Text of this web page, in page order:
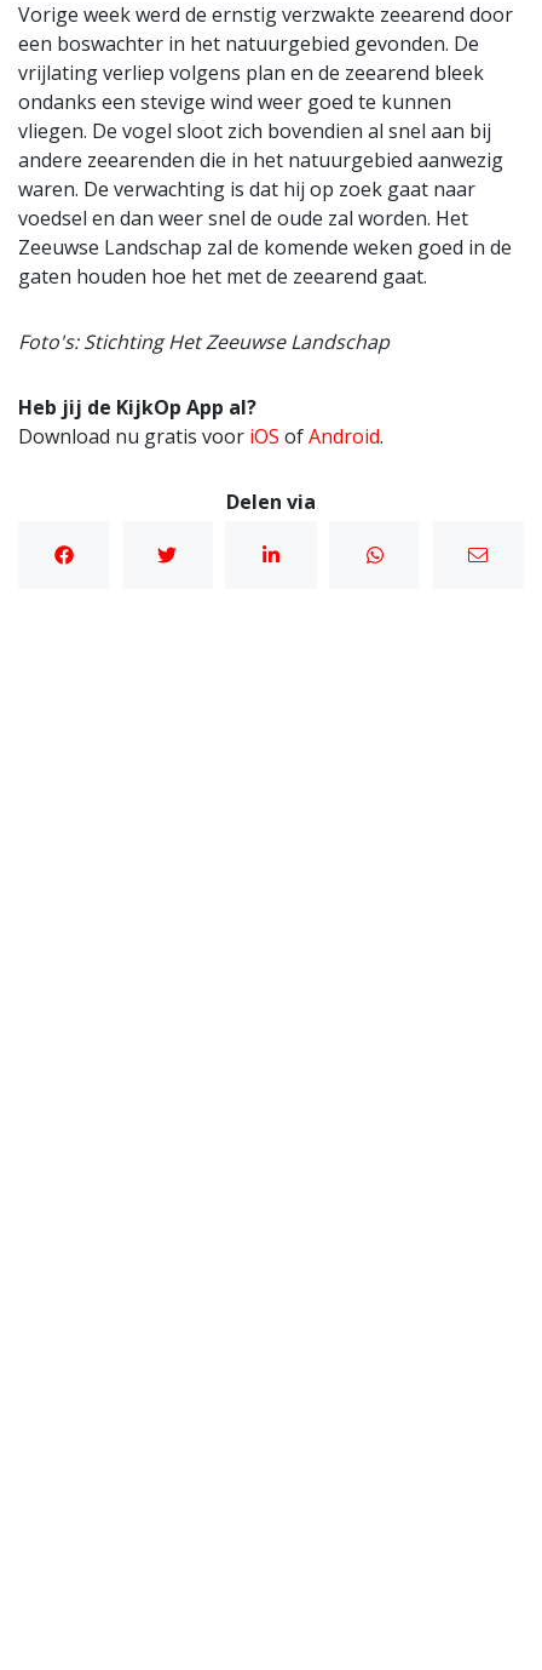
Vorige week werd de ernstig verzwakte zeearend door
een boswachter in het natuurgebied gevonden. De
vrijlating verliep volgens plan en de zeearend bleek
ondanks een stevige wind weer goed te kunnen
vliegen. De vogel sloot zich bovendien al snel aan bij
andere zeearenden die in het natuurgebied aanwezig
waren. De verwachting is dat hij op zoek gaat naar
voedsel en dan weer snel de oude zal worden. Het
Zeeuwse Landschap zal de komende weken goed in de
gaten houden hoe het met de zeearend gaat.
Foto's: Stichting Het Zeeuwse Landschap
Heb jij de KijkOp App al?
Download nu gratis voor iOS ofAndroid.
Delen via